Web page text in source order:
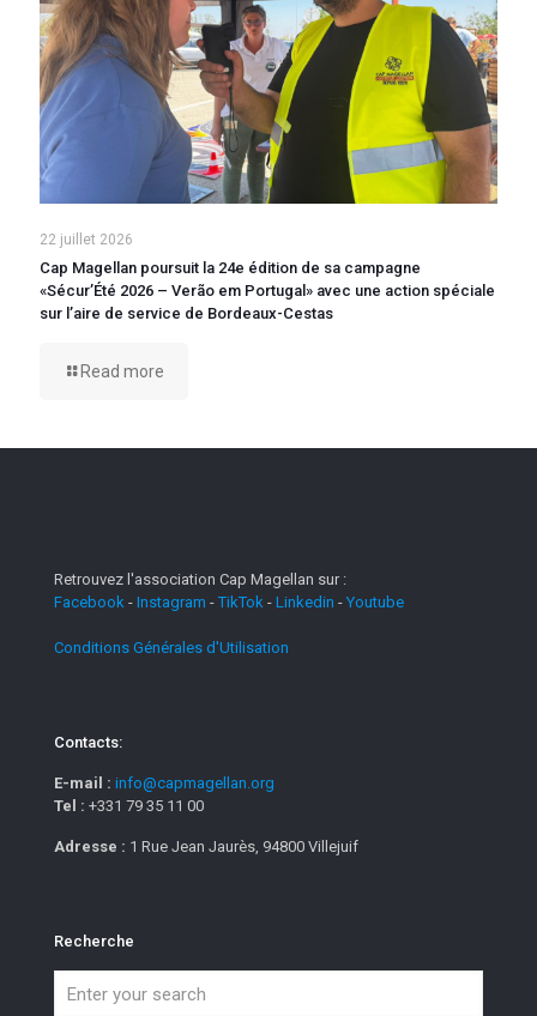
22 juillet 2026
Cap Magellan poursuit la 24e édition de sa campagne
«Sécur’Été 2026 – Verão em Portugal» avec une action spéciale
sur l’aire de service de Bordeaux-Cestas
Read more
Retrouvez l'association Cap Magellan sur :
Facebook - Instagram -TikTok - Linkedin - Youtube
Conditions Générales d'Utilisation
Contacts:
E-mail : info@capmagellan.org
Tel : +331 79 35 11 00
Adresse : 1 Rue Jean Jaurès, 94800 Villejuif
Recherche